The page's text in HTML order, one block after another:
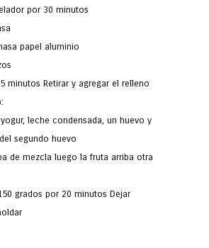
por 30 minutos
papel aluminio
minutos Retirar y agregar el relleno
leche condensada, un huevo y
segundo huevo
de mezcla luego la fruta arriba otra
grados por 20 minutos Dejar